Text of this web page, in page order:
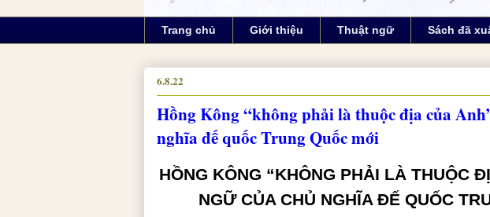
Trang chủ Giới thiệu Thuật ngữ Sách đã
6.8.22
Hồng Kông “không phải là thuộc địa của
nghĩa đế quốc Trung Quốc mới
HỒNG KÔNG “KHÔNG PHẢI LÀ THUỘC
NGỮ CỦA CHỦ NGHĨA ĐẾ QUỐC